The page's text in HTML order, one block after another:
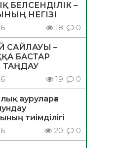
БЕЛСЕНДІЛІК –
НЕГІЗІ
18 0
САЙЛАУЫ –
БАСТАР
19 0
ауруларға
тиімділігі
20 0